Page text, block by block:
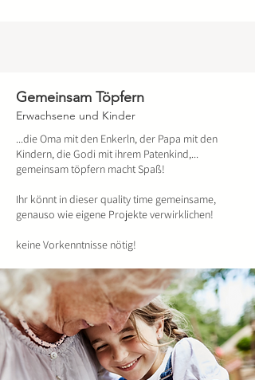
Gemeinsam Töpfern
Erwachsene und Kinder
...die Oma mit den Enkerln, der Papa mit den
Kindern, die Godi mit ihrem Patenkind,...
gemeinsam töpfern macht Spaß!
Ihr könnt in dieser quality time gemeinsame,
genauso wie eigene Projekte verwirklichen!
keine Vorkenntnisse nötig!